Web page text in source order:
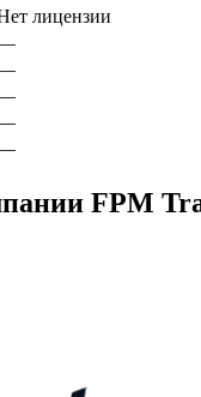
лицензии
FPM